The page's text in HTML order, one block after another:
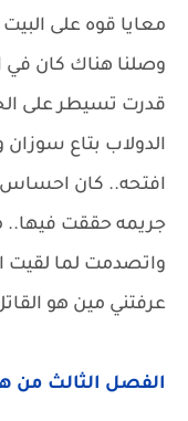
معايا قوه على
وصلنا هناك كان في
قدرت تسيطر على
الدولاب بتاع
افتحه.. كان
جريمه حققت فيها..
واتصدمت لما لقيت
عرفتني مين هو
الفصل الثالث من